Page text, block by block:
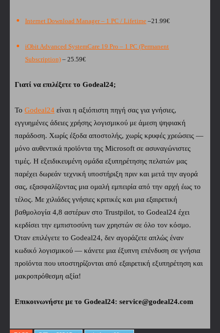
Internet Download Manager – 1 PC / Lifetime –21.99€
iObit Advanced SystemCare 19 Pro – 1 PC (Permanent
Subscription) – 25.59€
Γιατί να επιλέξετε το Godeal24;
Το Godeal24 είναι η αξιόπιστη πηγή σας για γνήσιες,
εγγυημένες άδειες χρήσης λογισμικού με άμεση ψηφιακή
παράδοση. Χωρίς έξοδα αποστολής, χωρίς κρυφές χρεώσεις —
μόνο αυθεντικά προϊόντα της Microsoft σε ασυναγώνιστες
τιμές. Η εξειδικευμένη ομάδα εξυπηρέτησης πελατών μας
παρέχει δωρεάν τεχνική υποστήριξη πριν και μετά την αγορά
σας, εξασφαλίζοντας μια ομαλή εμπειρία από την αρχή έως το
τέλος. Με χιλιάδες γνήσιες κριτικές και μια εξαιρετική
βαθμολογία 4,8 αστέρων στο Trustpilot, το Godeal24 έχει
κερδίσει την εμπιστοσύνη των χρηστών σε όλο τον κόσμο.
Όταν επιλέγετε το Godeal24, δεν αγοράζετε απλώς έναν
κωδικό λογισμικού — κάνετε μια έξυπνη επένδυση σε γνήσια
προϊόντα που υποστηρίζονται από εξαιρετική εξυπηρέτηση και
μακροπρόθεσμη αξία!
Επικοινωνήστε με το Godeal24: service@godeal24.com